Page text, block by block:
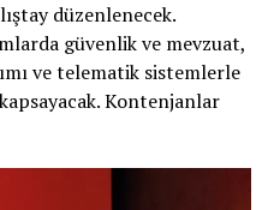
düzenlenecek.
güvenlik ve mevzuat,
ve telematik sistemlerle
Kontenjanlar